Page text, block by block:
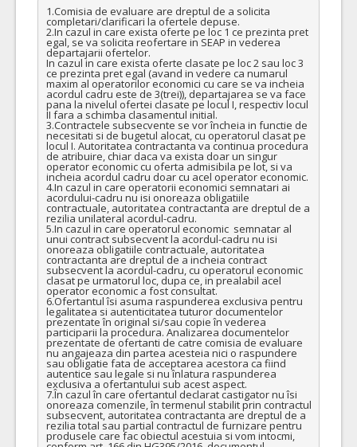
VALOAREA ESTIMATA FARA
TVA:
2.090,00 - 20.900,00 Leu
16. Cateter dublu lumen cu balon(LOT-0016)
COD CPV: 33111710-1 Accesorii pentru angiografie (Rev.2)
VALOAREA ESTIMATA FARA
TVA:
6.400,00 - 1.600.000,00 Leu
ATRIBUIT
11. Cateter ghidare impletit, mini – acces distal (LOT-0011)
COD CPV: 33111710-1 Accesorii pentru angiografie (Rev.2)
VALOAREA ESTIMATA FARA
TVA:
3.610,00 - 72.200,00 Leu
ATRIBUIT
13. Materiale embolizare Anevrisme de mari dimensiuni
COD CPV: 33111710-1 Accesorii pentru angiografie (Rev.2)
VALOAREA ESTIMATA FARA
TVA:
91.250,00 - 2.256.160,00 Leu
ATRIBUIT
14. Materiale embolizare Fistule Durale complexe (LOT-0014)
1.Comisia de evaluare are dreptul de a solicita
completari/clarificari la ofertele depuse.
2.In cazul in care exista oferte pe loc 1 ce prezinta pret
egal, se va solicita reofertare in SEAP in vederea
departajarii ofertelor.
In cazul in care exista oferte clasate pe loc 2 sau loc 3
ce prezinta pret egal (avand in vedere ca numarul
maxim al operatorilor economici cu care se va incheia
acordul cadru este de 3(trei)), departajarea se va face
pana la nivelul ofertei clasate pe locul I, respectiv locul
II fara a schimba clasamentul initial.
3.Contractele subsecvente se vor încheia in functie de
necesitati si de bugetul alocat, cu operatorul clasat pe
locul I. Autoritatea contractanta va continua procedura
de atribuire, chiar daca va exista doar un singur
operator economic cu oferta admisibila pe lot, si va
incheia acordul cadru doar cu acel operator economic.
4.In cazul in care operatorii economici semnatari ai
acordului-cadru nu isi onoreaza obligatiile
contractuale, autoritatea contractanta are dreptul de a
rezilia unilateral acordul-cadru.
5.In cazul in care operatorul economic  semnatar al
unui contract subsecvent la acordul-cadru nu isi
onoreaza obligatiile contractuale, autoritatea
contractanta are dreptul de a incheia contract
subsecvent la acordul-cadru, cu operatorul economic
clasat pe urmatorul loc, dupa ce, in prealabil acel
operator economic a fost consultat.
6.Ofertantul îsi asuma raspunderea exclusiva pentru
legalitatea si autenticitatea tuturor documentelor
prezentate în original si/sau copie în vederea
participarii la procedura. Analizarea documentelor
prezentate de ofertanti de catre comisia de evaluare
nu angajeaza din partea acesteia nici o raspundere
sau obligatie fata de acceptarea acestora ca fiind
autentice sau legale si nu înlatura raspunderea
exclusiva a ofertantului sub acest aspect.
7.În cazul în care ofertantul declarat castigator nu îsi
onoreaza comenzile, în termenul stabilit prin contractul
subsecvent, autoritatea contractanta are dreptul de a
rezilia total sau partial contractul de furnizare pentru
produsele care fac obiectul acestuia si vom intocmi,